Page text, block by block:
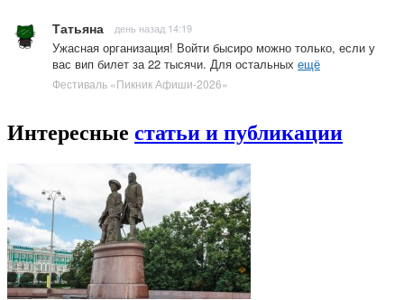
Татьяна день назад 14:19
Ужасная организация! Войти бысиро можно только, если у
вас вип билет за 22 тысячи. Для остальных ещё
Фестиваль «Пикник Афиши-2026»
Интересные статьи и публикации